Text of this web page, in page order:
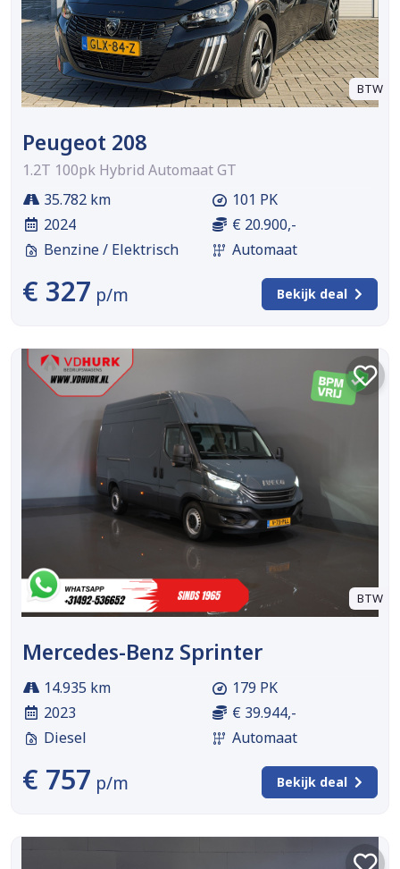
BTW
Peugeot 208
1.2T 100pk Hybrid Automaat GT
35.782 km
2024
Benzine / Elektrisch
101 PK
€ 20.900,-
Automaat
€ 327 p/m Bekijk deal
BTW
Mercedes-Benz Sprinter
14.935 km
2023
Diesel
179 PK
€ 39.944,-
Automaat
€ 757 p/m Bekijk deal